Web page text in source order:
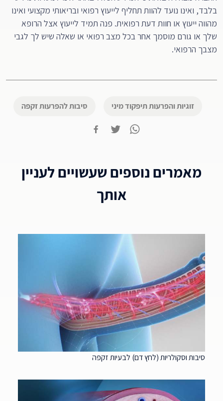
בלבד, ואינו נועד להוות תחליף לייעוץ רפואי ובריאותי מקצועי ואינו
מהווה ייעוץ או חוות דעת רפואית. פנה תמיד לייעוץ אצל הרופא
שלך או גורם מוסמך אחר בכל מצב רפואי או שאלה שיש לך לגבי
מצבך הרפואי.
זוגיות והפרעות תיפקוד מיני סיבות להפרעות זקפה
מאמרים נוספים שעשויים לעניין
אותך
סיבות וסקולריות (לחץ דם) לבעיות זקפה